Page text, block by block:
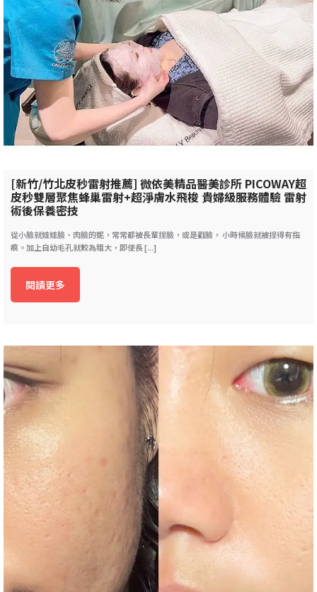
[新竹/竹北皮秒雷射推薦] 微依美精品醫美診所 PICOWAY超
皮秒雙層聚焦蜂巢雷射+超淨膚水飛梭 貴婦級服務體驗 雷射
術後保養密技
從小臉就娃娃臉、肉臉的妮，常常都被長輩捏臉，或是戳臉， 小時候臉就被捏得有指
痕。加上自幼毛孔就較為粗大，即使長 [...]
閱讀更多